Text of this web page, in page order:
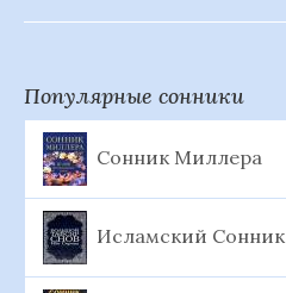
Популярные сонники
Сонник Миллера
Исламский Сонник